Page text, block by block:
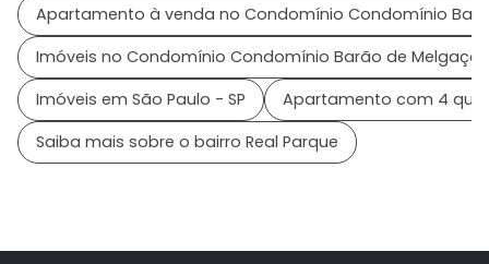
Apartamento à venda no Condomínio Condomínio
Imóveis no Condomínio Condomínio Barão de Melgaço
Imóveis em São Paulo - SP
Apartamento com 4
Saiba mais sobre o bairro Real Parque